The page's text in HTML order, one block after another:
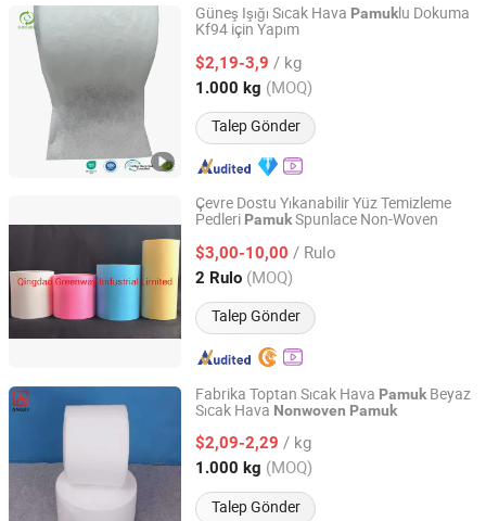
Güneş Işığı Sıcak Hava Pamuklu Dokuma
Kf94 için Yapım
$2,19-3,9 / kg
1.000 kg (MOQ)
Talep Gönder
SUNSHINE NONWOVEN FABRIC CO.,LTD QUANZHOU
Fujian, China Fiyat 2022
Çevre Dostu Yıkanabilir Yüz Temizleme
Pedleri PamukSpunlace Non-Woven
$3,00-10,00 / Rulo
2 Rulo (MOQ)
Talep Gönder
Qingdao Greenway Industrial Limited
Shandong, China Fiyat 2019
Fabrika Toptan Sıcak Hava PamukBeyaz
Sıcak Hava Nonwoven Pamuk
$2,09-2,29 / kg
1.000 kg (MOQ)
Talep Gönder
Fujian Angel Nonwoven Fabric Tech Co., Ltd.
Fujian, China Fiyat 2022